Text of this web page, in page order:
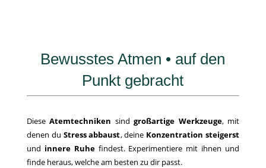
Bewusstes Atmen • auf den
Punkt gebracht
DieseAtemtechniken sindgroßartige Werkzeuge, mit
denen du Stress abbaust, deine Konzentration steigerst
und innere Ruhefindest. Experimentiere mit ihnen und
finde heraus, welche am besten zu dir passt.